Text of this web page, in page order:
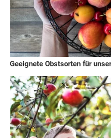
Geeignete Obstsorten für